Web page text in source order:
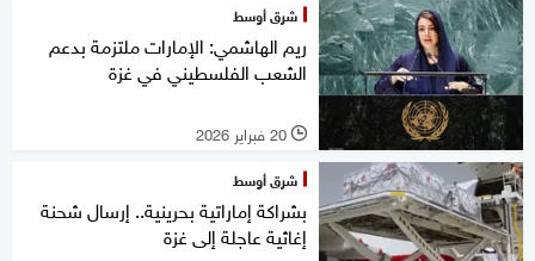
شرق أوسط
ريم الهاشمي: الإمارات ملتزمة بدعم
الشعب الفلسطيني في غزة
l 20 فبراير 2026
شرق أوسط
بشراكة إماراتية بحرينية.. إرسال شحنة
إغاثية عاجلة إلى غزة